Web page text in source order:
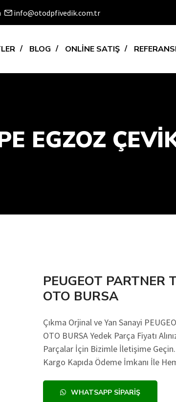
info@otodpfivedik.com.tr
BLOG ONLİNE SATIŞ
EGZOZ
PEUGEOT PARTNER
OTO BURSA
Çıkma Orjinal ve Yan Sanayi
OTO BURSA Yedek Parça Fiyatı
Parçalar İçin Bizimle İletişime
Kargo Kapıda Ödeme İmkanı İle
WHATSAPP SIPARIŞ